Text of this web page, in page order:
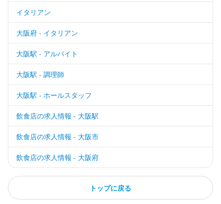
イタリアン
大阪府 - イタリアン
大阪駅 - アルバイト
大阪駅 - 調理師
大阪駅 - ホールスタッフ
飲食店の求人情報 - 大阪駅
飲食店の求人情報 - 大阪市
飲食店の求人情報 - 大阪府
トップに戻る